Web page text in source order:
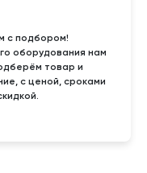
с подбором!
оборудования нам
товар и
с ценой, сроками